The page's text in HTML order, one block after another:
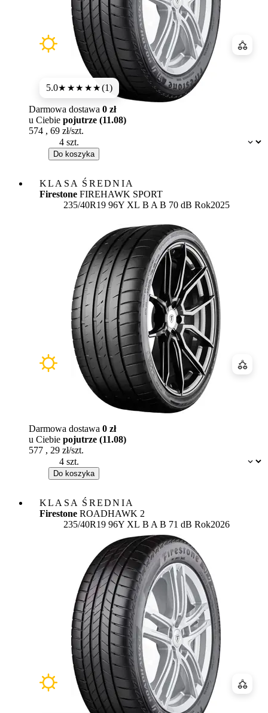
5.0★★★★★(1)
Dostępność:
Darmowa dostawa 0 zł
u Ciebie pojutrze (11.08)
574 , 69 zł/szt.
Do koszyka
KLASA ŚREDNIA
Firestone FIREHAWK SPORT
235/40R19 96Y XL Etykieta:
B A B 70 dB Rok2025
Dostępność:
Darmowa dostawa 0 zł
u Ciebie pojutrze (11.08)
577 , 29 zł/szt.
Do koszyka
KLASA ŚREDNIA
Firestone ROADHAWK 2
235/40R19 96Y XL Etykieta:
B A B 71 dB Rok2026